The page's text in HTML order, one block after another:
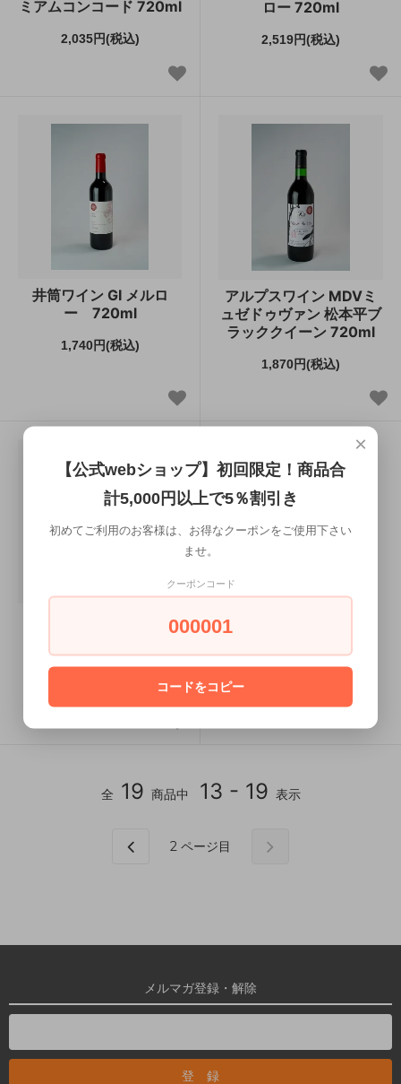
ミアムコンコード 720ml
2,035円(税込)
ロー 720ml
2,519円(税込)
井筒ワイン GI メルロ
ー 720ml
1,740円(税込)
アルプスワイン MDVミ
ュゼドゥヴァン 松本平ブ
ラッククイーン 720ml
1,870円(税込)
井筒ワイン GI キュヴェ
720ml
全 19 商品中 13 - 19 表示
2 ページ目
メルマガ登録・解除
×
【公式webショップ】初回限定！商品合
計5,000円以上で5％割引き
初めてご利用のお客様は、お得なクーポンをご使用下さい
ませ。
クーポンコード
000001
コードをコピー